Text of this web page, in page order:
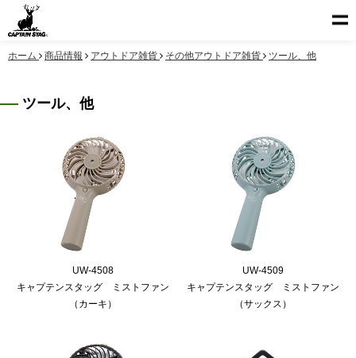
ホーム 商品情報 アウトドア雑貨 その他アウトドア雑貨 ツール、他
ツール、他
UW-4508
キャプテンスタッグ ミストファン
（カーキ）
UW-4509
キャプテンスタッグ ミストファン
（サックス）